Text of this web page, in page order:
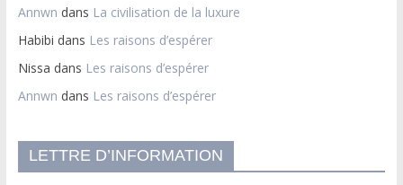
Annwn dans La civilisation de la luxure
Habibi dans Les raisons d’espérer
Nissa dans Les raisons d’espérer
Annwn dans Les raisons d’espérer
LETTRE D’INFORMATION